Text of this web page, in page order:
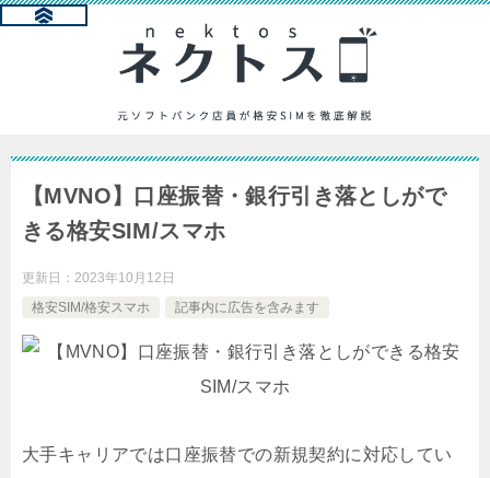
【MVNO】口座振替・銀行引き落としがで
きる格安SIM/スマホ
更新日： 2023年10月12日
格安SIM/格安スマホ
記事内に広告を含みます
大手キャリアでは口座振替での新規契約に対応してい